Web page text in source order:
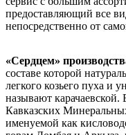
предоставляющий все
непосредственно от
«Сердцем»
составе которой
легкого козьего пуха и
называют
Кавказских
именуемой как